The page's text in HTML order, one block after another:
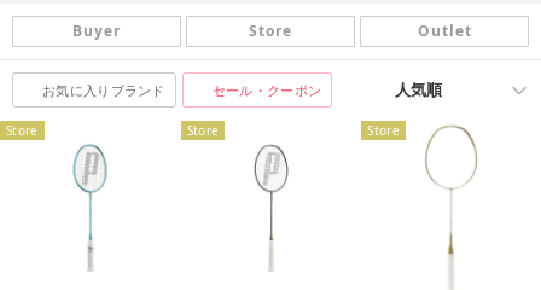
Buyer Store Outlet
お気に入りブランド セール・クーポン
Store Store Store